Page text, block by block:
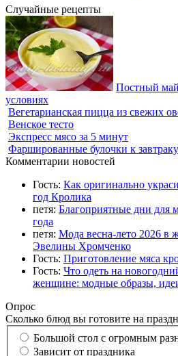
Случайные рецепты
Постный
условиях
Вегетарианская пицца из свежих
Венское тесто
Экспресс мясо за 5 минут
Фаршированные булочки к завтраку
Комментарии новостей
Гость: Как оригинально
год Кролика
петя: Благоприятные дни для
года
петя: Мода весна-лето 2026 в
Эвелины Хромченко
Гость: Приготовление мяса
Гость: Что одеть на
женщине: модные образы,
Опрос
Сколько блюд вы готовите на
Большой стол с огромным
Зависит от праздника